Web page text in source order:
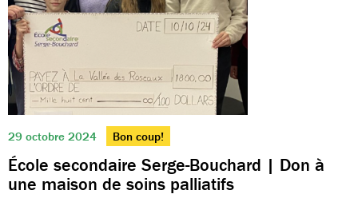
29 octobre 2024 Bon coup!
École secondaire Serge-Bouchard | Don à
une maison de soins palliatifs